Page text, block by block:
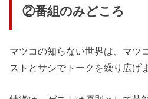
②番組のみどころ
マツコの知らない世界は、マツ
ストとサシでトークを繰り広げ